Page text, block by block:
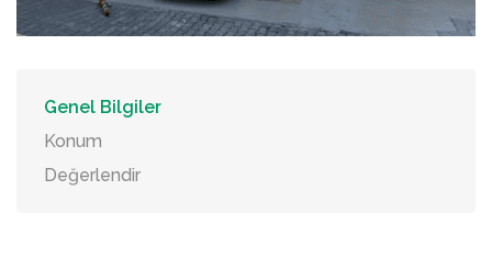
Genel Bilgiler
Konum
Değerlendir